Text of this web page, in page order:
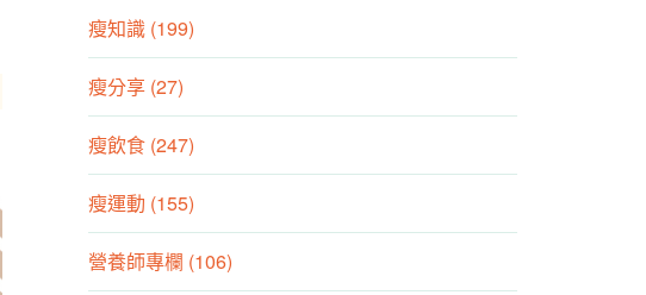
瘦知識 (199)
瘦分享 (27)
瘦飲食 (247)
瘦運動 (155)
營養師專欄 (106)